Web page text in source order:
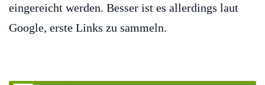
eingereicht werden. Besser ist es allerdings laut
Google, erste Links zu sammeln.